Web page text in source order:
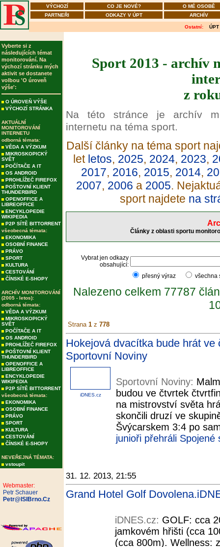
VÝCHOZÍ CO JE NOVÉ?
O MÉ OSOBĚ
PARTNEŘI
ODKAZY V ÚPT ARCHÍV
Ostatní: ÚPT
Vyberte si z
následujících témat
monitorování. Na
výchozí stránku mých
aktivit se dostanete
volbou 'O úroveň
výše':
O ÚROVEŇ VÝŠE
VÝCHOZÍ STRÁNKA
AKTUÁLNÍ
MONITOROVÁNÍ
INTERNETU
odborná témata:
VĚDA A VÝZKUM
MIKROSKOPICKÝ
SVĚT
POČÍTAČE A IT
OS ANDROID
PROHLÍŽEČ FIREFOX
POŠTOVNÍ KLIENT
THUNDERBIRD
OPENOFFICE A
LIBREOFFICE
ENCYKLOPEDIE
WIKIPEDIA
P2P SÍTĚ BITTORRENT
všeobecná témata:
EKONOMIKA
OSOBNÍ FINANCE
PRÁVO
SPORT
KULTURA
CESTOVÁNÍ
ČÍNSKÉ E-SHOPY
ARCHÍV MONITOROVÁNÍ
(2005 - letos):
odborná témata:
VĚDA A VÝZKUM
MIKROSKOPICKÝ
SVĚT
POČÍTAČE A IT
OS ANDROID
PROHLÍŽEČ FIREFOX
POŠTOVNÍ KLIENT
THUNDERBIRD
OPENOFFICE A
LIBREOFFICE
ENCYKLOPEDIE
WIKIPEDIA
P2P SÍTĚ BITTORRENT
všeobecná témata:
EKONOMIKA
OSOBNÍ FINANCE
PRÁVO
SPORT
KULTURA
CESTOVÁNÍ
ČÍNSKÉ E-SHOPY
NEVEŘEJNÁ TÉMATA:
vstoupit
Webmaster:
Petr Schauer
Petr@ISIBrno.Cz
Sport 2013 - archív
z
Na této stránce je archív
internetu na téma sport.
Další články na téma sport
let letos, 2025, 2024, 2023,
2017, 2016, 2015, 2014,
2007, 2006 a 2005.
sport najdete na
Články z oblasti sportu
Vybrat jen odkazy
obsahující:
přesný výraz
Nalezeno celkem 77787
Strana 1 z 778
Hokejová dvacítka bude hrát
Sportovní Noviny
iDNES.cz
Sportovní Noviny:
budou ve čtvrtek
na mistrovství světa
skončili druzí ve
Švýcarskem 3:4 po
junioři přehráli
31. 12. 2013, 21:55
Grand Hotel Golf
iDNES.cz: GOLF: cca
jamkovém hřišti (cca
(cca 800m). Wellness: